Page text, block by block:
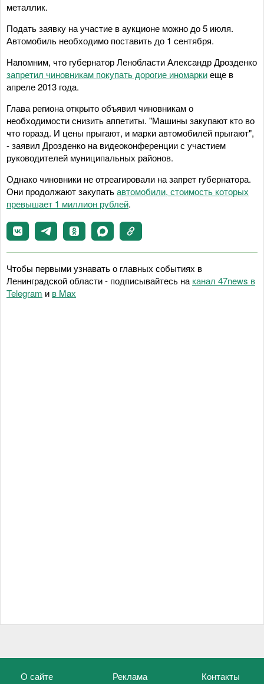
металлик.
Подать заявку на участие в аукционе можно до 5 июля.
Автомобиль необходимо поставить до 1 сентября.
Напомним, что губернатор Ленобласти Александр Дрозденко
запретил чиновникам покупать дорогие иномаркиеще в
апреле 2013 года.
Глава региона открыто объявил чиновникам о
необходимости снизить аппетиты. "Машины закупают кто во
что горазд. И цены прыгают, и марки автомобилей прыгают",
- заявил Дрозденко на видеоконференции с участием
руководителей муниципальных районов.
Однако чиновники не отреагировали на запрет губернатора.
Они продолжают закупатьавтомобили, стоимость которых
превышает 1 миллион рублей.
Чтобы первыми узнавать о главных событиях в
Ленинградской области - подписывайтесь на канал 47news в
Telegram и в Maх
О сайте Реклама Контакты